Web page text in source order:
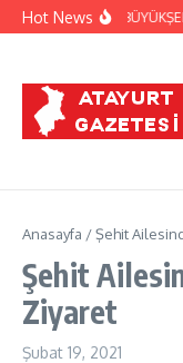
İçeriğe atla
Hot NewsHATAY
Anasayfa /Şehit
Şehit
Ziyaret
Şubat 19, 2021